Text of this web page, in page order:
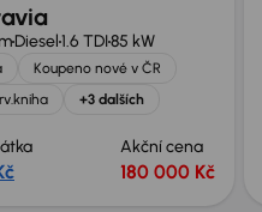
Diesel1.6 TDI85 kW
Koupeno nové v ČR
+3 dalších
Akční cena
180 000 Kč